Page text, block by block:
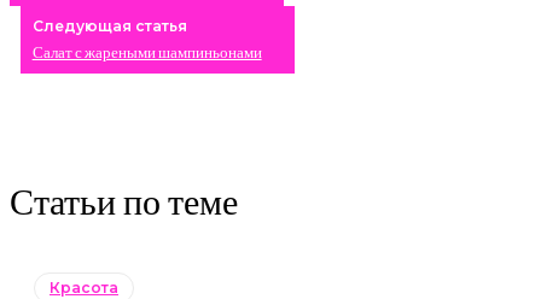
Следующая статья
Салат с жареными шампиньонами
Статьи по теме
Красота